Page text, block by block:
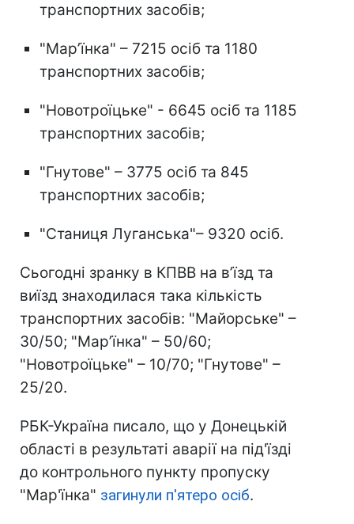
транспортних засобів;
"Мар’їнка" – 7215 осіб та 1180
транспортних засобів;
"Новотроїцьке" - 6645 осіб та 1185
транспортних засобів;
"Гнутове" – 3775 осіб та 845
транспортних засобів;
"Станиця Луганська"– 9320 осіб.
Сьогодні зранку в КПВВ на в’їзд та
виїзд знаходилася така кількість
транспортних засобів: "Майорське" –
30/50; "Мар’їнка" – 50/60;
"Новотроїцьке" – 10/70; "Гнутове" –
25/20.
РБК-Україна писало, що у Донецькій
області в результаті аварії на під'їзді
до контрольного пункту пропуску
"Мар'їнка" загинули п'ятеро осіб.